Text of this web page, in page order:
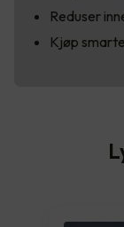
Reduser
Kjøp